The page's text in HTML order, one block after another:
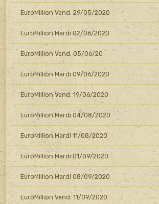
EuroMillion Vend. 29/05/2020
EuroMillion Mardi 02/06/2020
EuroMillion Vend. 05/06/20
EuroMillion Mardi 09/06/2020
EuroMillion Vend. 19/06/2020
EuroMillion Mardi 04/08/2020
EuroMillion Mardi 11/08/2020
EuroMillion Mardi 01/09/2020
EuroMillion Mardi 08/09/2020
EuroMillion Vend. 11/09/2020